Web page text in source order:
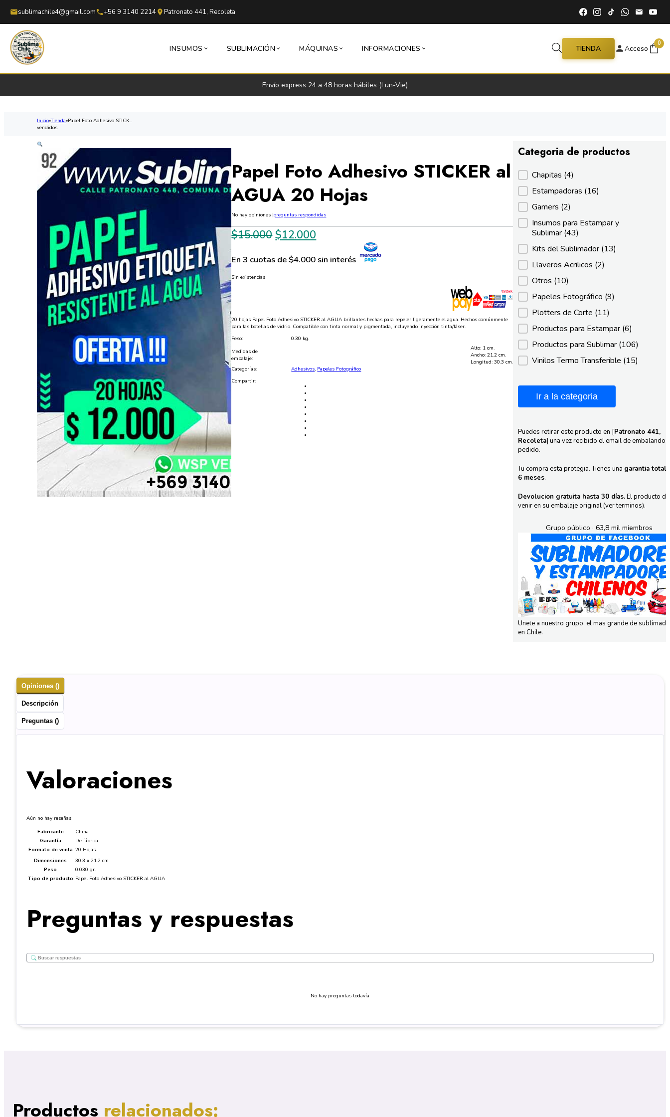
Saltar al contenido principal Saltar al pie de página
sublimachile4@gmail.com +56 9 3140 2214 Patronato 441, Recoleta
INSUMOS SUBLIMACIÓN MÁQUINAS INFORMACIONES TIENDA Acceso
0
Envío express 24 a 48 horas hábiles (Lun-Vie)
Inicio Tienda Papel Foto Adhesivo STICK...
vendidos
Papel Foto Adhesivo STICKER al
AGUA 20 Hojas
No hay opiniones |preguntas respondidas
$15.000 El
original
$12.000
actual
En 3 cuotas de $4.000 sin interés
Sin existencias
20 hojas Papel Foto Adhesivo STICKER al AGUA brillantes hechas para repeler ligeramente el agua. Hechos comúnmente
para las botellas de vidrio. Compatible con tinta normal y pigmentada, incluyendo inyección tinta/láser.
Peso:
0.30 kg.
Medidas de
embalaje:
Alto: 1 cm.
Ancho: 21.2 cm.
Longitud: 30.3 cm.
Categorías:
Adhesivos, Papeles Fotográfico
Compartir:
Categoria de productos
Categoria de productos
Chapitas (4)
Estampadoras (16)
Gamers (2)
Insumos para Estampar y
Sublimar (43)
Kits del Sublimador (13)
Llaveros Acrilicos (2)
Otros (10)
Papeles Fotográfico (9)
Plotters de Corte (11)
Productos para Estampar (6)
Productos para Sublimar (106)
Vinilos Termo Transferible (15)
Ir a la categoria
Puedes retirar este producto en [Patronato 441,
Recoleta] una vez recibido el email de embalando
pedido.
Tu compra esta protegia. Tienes una garantia total
6 meses.
Devolucion gratuita hasta 30 días.El producto
venir en su embalaje original (ver terminos).
Grupo público · 63,8 mil miembros
Unete a nuestro grupo, el mas grande de
en Chile.
Opiniones ()
Descripción
Preguntas ()
Valoraciones
Aún no hay reseñas
Fabricante
China.
Garantía
De fábrica.
Formato de venta 20 Hojas.
Dimensiones
30.3 x 21.2 cm
Peso
0.030 gr.
Tipo de producto Papel Foto Adhesivo STICKER al AGUA
Preguntas y respuestas
No hay preguntas todavía
Productos relacionados: